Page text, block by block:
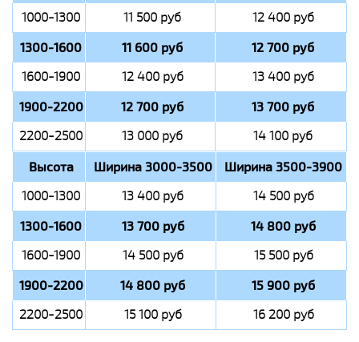
1000-1300 11 500 руб 12 400 руб
1300-1600 11 600 руб 12 700 руб
1600-1900 12 400 руб 13 400 руб
1900-2200 12 700 руб 13 700 руб
2200-2500 13 000 руб 14 100 руб
Высота Ширина 3000-3500 Ширина 3500-3900
1000-1300 13 400 руб 14 500 руб
1300-1600 13 700 руб 14 800 руб
1600-1900 14 500 руб 15 500 руб
1900-2200 14 800 руб 15 900 руб
2200-2500 15 100 руб 16 200 руб